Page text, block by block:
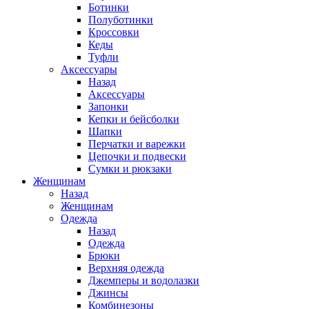
Ботинки
Полуботинки
Кроссовки
Кеды
Туфли
Аксессуары
Назад
Аксессуары
Запонки
Кепки и бейсболки
Шапки
Перчатки и варежки
Цепочки и подвески
Сумки и рюкзаки
Женщинам
Назад
Женщинам
Одежда
Назад
Одежда
Брюки
Верхняя одежда
Джемперы и водолазки
Джинсы
Комбинезоны